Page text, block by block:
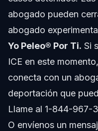
abogado pueden
abogado
Yo Peleo® Por Ti. Si
ICE en este
conecta con un
deportación que
Llame al 1-844-
O envíenos un